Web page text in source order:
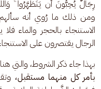
ومن ذلك ما رُوي أنه سألهم
الاستنجاء بالحجر والماء
الرجال يقتصرون على
بهذا جاء ذكر الشروط، والتي
بأمر كل منهما مستقبل،